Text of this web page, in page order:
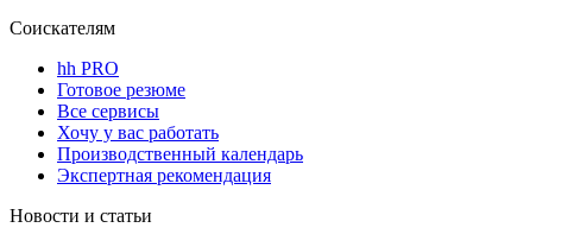
Соискателям
hh PRO
Готовое резюме
Все сервисы
Хочу у вас работать
Производственный календарь
Экспертная рекомендация
Новости и статьи